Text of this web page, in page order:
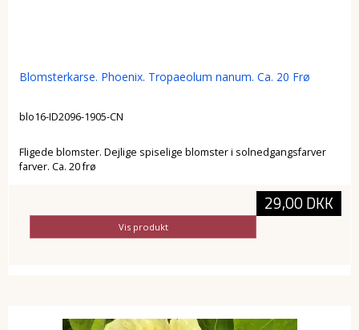
Blomsterkarse. Phoenix. Tropaeolum nanum. Ca. 20 Frø
blo16-ID2096-1905-CN
Fligede blomster. Dejlige spiselige blomster i solnedgangsfarver
farver. Ca. 20 frø
29,00 DKK
Vis produkt